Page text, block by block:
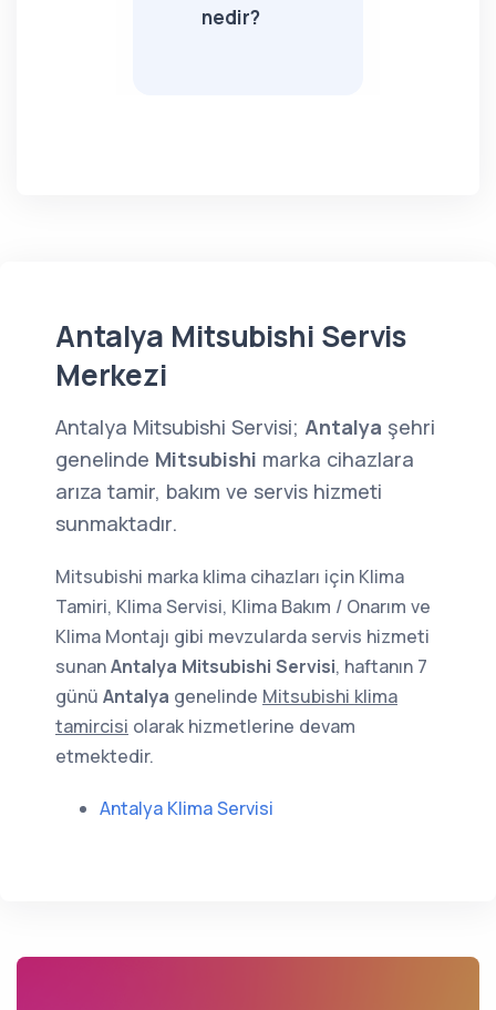
nedir?
Antalya Mitsubishi Servis
Merkezi
Antalya Mitsubishi Servisi; Antalya şehri
genelinde Mitsubishi marka cihazlara
arıza tamir, bakım ve servis hizmeti
sunmaktadır.
Mitsubishi marka klima cihazları için Klima
Tamiri, Klima Servisi, Klima Bakım / Onarım ve
Klima Montajı gibi mevzularda servis hizmeti
sunanAntalya Mitsubishi Servisi, haftanın 7
günü Antalya genelinde Mitsubishi klima
tamircisi olarak hizmetlerine devam
etmektedir.
Antalya Klima Servisi